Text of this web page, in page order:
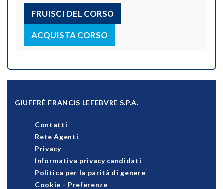
FRUISCI DEL CORSO
ACQUISTA CORSO
GIUFFRÈ FRANCIS LEFEBVRE S.P.A.
Contatti
Rete Agenti
Privacy
Informativa privacy candidati
Politica per la parità di genere
Cookie - Preferenze